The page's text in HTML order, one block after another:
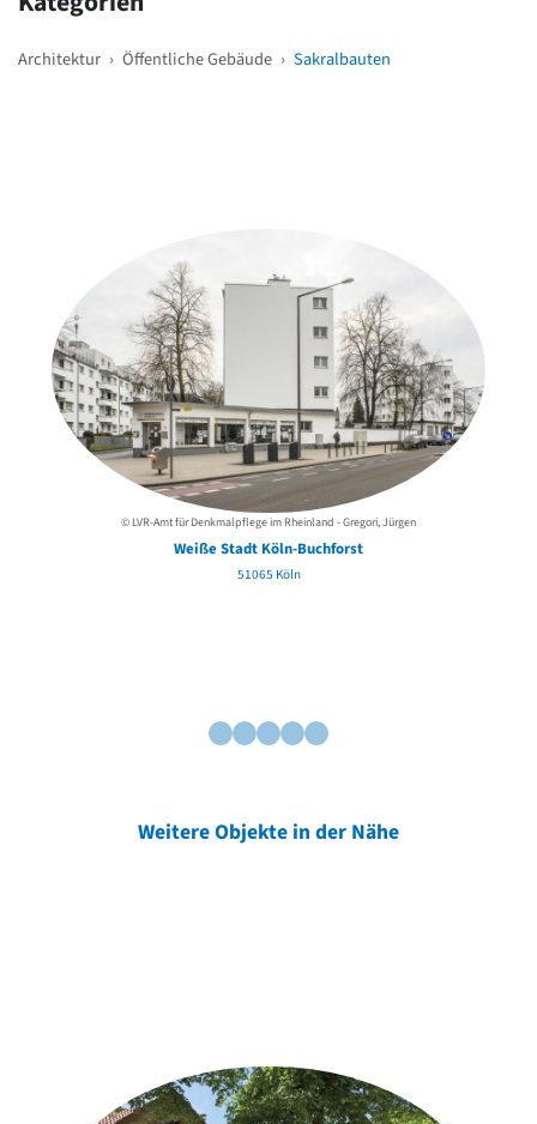
Architektur › Öffentliche Gebäude › Sakralbauten
© LVR-Amt für Denkmalpflege im Rheinland - Gregori, Jürgen
Weiße Stadt Köln-Buchforst
51065 Köln
Weitere Objekte in der Nähe